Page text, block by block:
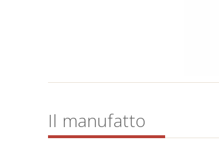
Il manufatto